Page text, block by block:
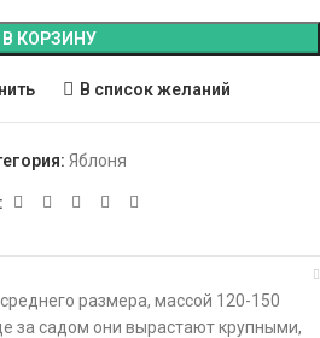
В КОРЗИНУ
В список желаний
Яблоня
размера, массой 120-150
за садом они вырастают крупными,